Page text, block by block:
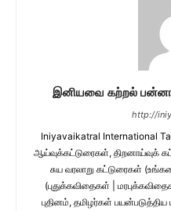
இனியவை கற்றல்
http://
Iniyavaikatral International
ஆய்வுக்கட்டுரைகள், திறனாய்வுக்
சுய வரலாறு கட்டுரைகள்
(புதுக்கவிதைகள் |
புதினம், தமிழர்கள்